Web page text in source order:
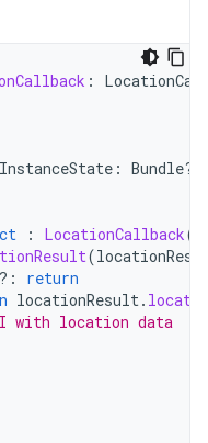
:
: Bundle?)
: LocationCallback()
(
?:
return
locationResult.
with location data